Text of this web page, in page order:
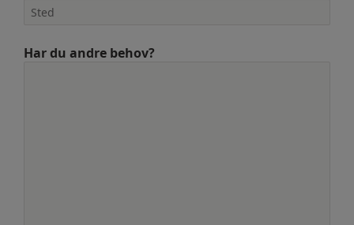
Har du andre behov?